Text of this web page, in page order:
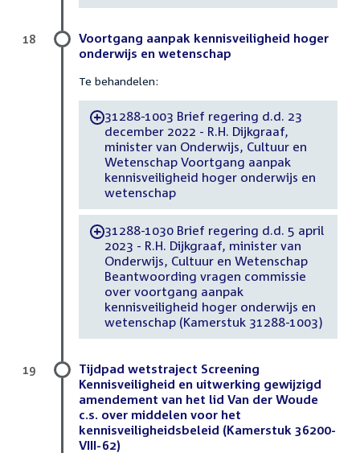
Voortgang aanpak kennisveiligheid hoger
onderwijs en wetenschap
Te behandelen:
-31288-1003 Brief regering d.d. 23
december 2022 - R.H. Dijkgraaf,
minister van Onderwijs, Cultuur en
Wetenschap Voortgang aanpak
kennisveiligheid hoger onderwijs en
wetenschap
-31288-1030 Brief regering d.d. 5 april
2023 - R.H. Dijkgraaf, minister van
Onderwijs, Cultuur en Wetenschap
Beantwoording vragen commissie
over voortgang aanpak
kennisveiligheid hoger onderwijs en
wetenschap (Kamerstuk 31288-1003)
18
Tijdpad wetstraject Screening
Kennisveiligheid en uitwerking gewijzigd
amendement van het lid Van der Woude
c.s. over middelen voor het
kennisveiligheidsbeleid (Kamerstuk 36200-
VIII-62)
19